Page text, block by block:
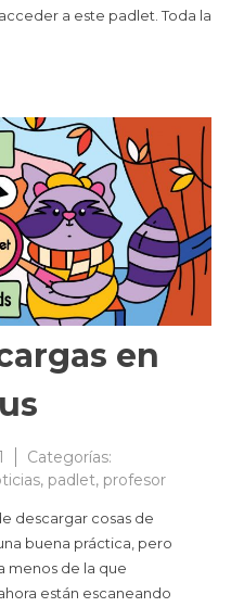
a este padlet. Toda la
en
Categorías:
, padlet, profesor
descargar cosas de
buena práctica, pero
menos de la que
están escaneando